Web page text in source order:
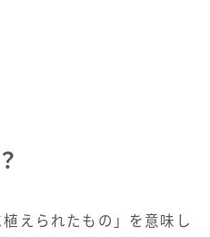
えられたもの」を意味し